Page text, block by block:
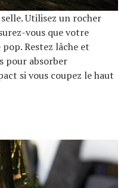
Utilisez un rocher
vous que votre
Restez lâche et
pour absorber
si vous coupez le haut